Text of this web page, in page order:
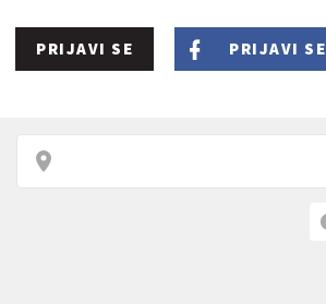
PRIJAVI SE PRIJAVI SE